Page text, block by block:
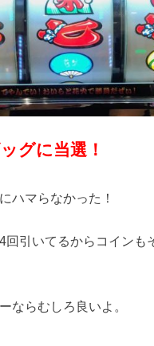
グに当選！
ハマらなかった！
回引いてるからコインも
ならむしろ良いよ。